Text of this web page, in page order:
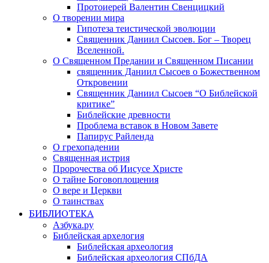
Протоиерей Валентин Свенцицкий
О творении мира
Гипотеза теистической эволюции
Священник Даниил Сысоев. Бог – Творец
Вселенной.
О Священном Предании и Священном Писании
священник Даниил Сысоев о Божественном
Откровении
Священник Даниил Сысоев “О Библейской
критике”
Библейские древности
Проблема вставок в Новом Завете
Папирус Райленда
О грехопадении
Священная истрия
Пророчества об Иисусе Христе
О тайне Боговоплощения
О вере и Церкви
О таинствах
БИБЛИОТЕКА
Азбука.ру
Библейская архелогия
Библейская археология
Библейская археология СПбДА